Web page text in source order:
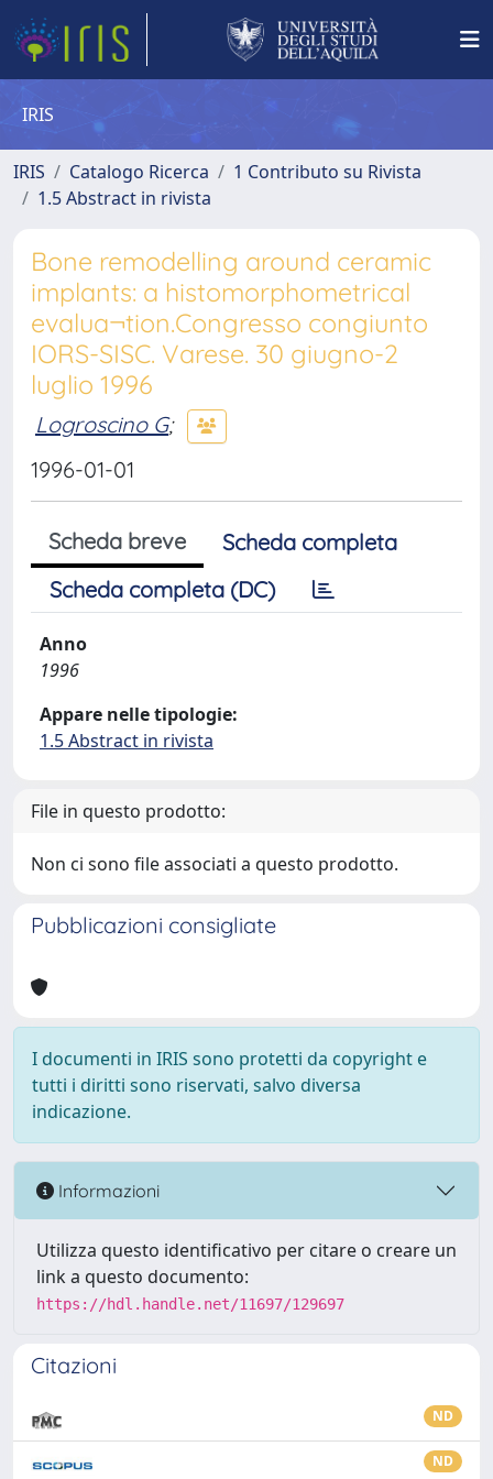
IRIS
IRIS Catalogo Ricerca
1 Contributo su Rivista
1.5 Abstract in rivista
Bone remodelling around ceramic
implants: a histomorphometrical
evalua¬tion.Congresso congiunto
IORS-SISC. Varese. 30 giugno-2
luglio 1996
Logroscino G;
1996-01-01
Scheda breve
Scheda completa
Scheda completa (DC)
Anno
1996
Appare nelle tipologie:
1.5 Abstract in rivista
File in questo prodotto:
Non ci sono file associati a questo prodotto.
Pubblicazioni consigliate
I documenti in IRIS sono protetti da copyright e
tutti i diritti sono riservati, salvo diversa
indicazione.
Informazioni
Utilizza questo identificativo per citare o creare un
link a questo documento:
https://hdl.handle.net/11697/129697
Citazioni
ND
ND